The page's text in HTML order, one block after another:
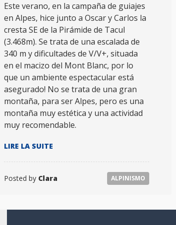
Este verano, en la campaña de guiajes
en Alpes, hice junto a Oscar y Carlos la
cresta SE de la Pirámide de Tacul
(3.468m). Se trata de una escalada de
340 m y dificultades de V/V+, situada
en el macizo del Mont Blanc, por lo
que un ambiente espectacular está
asegurado! No se trata de una gran
montaña, para ser Alpes, pero es una
montaña muy estética y una actividad
muy recomendable.
LIRE LA SUITE
EST
DE
Posted by Clara ALPINISMO